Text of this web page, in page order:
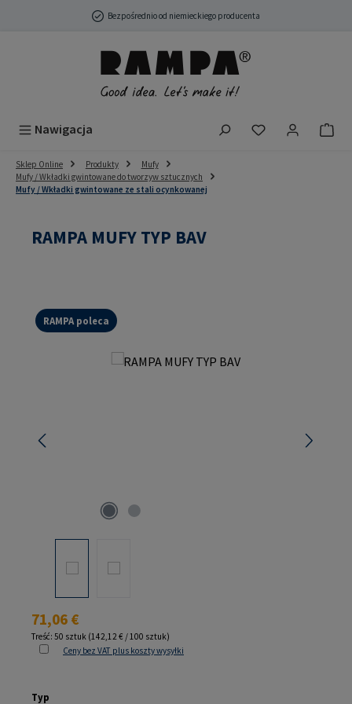
Przejdź do głównej zawartościBezpośrednio od niemieckiego producenta
Nawigacja Masz 0
Sklep Online Produkty
Mufy
Mufy / Wkładki gwintowane do tworzyw sztucznych
Mufy / Wkładki gwintowane ze stali ocynkowanej
RAMPA MUFY TYP BAV
RAMPA poleca
Pomiń galerię zdjęć
Cena regularna:
71,06 €
Treść: 50 sztuk (142,12 € / 100 sztuk)
Ceny bez VAT plus koszty wysyłki
Wybierz
Typ